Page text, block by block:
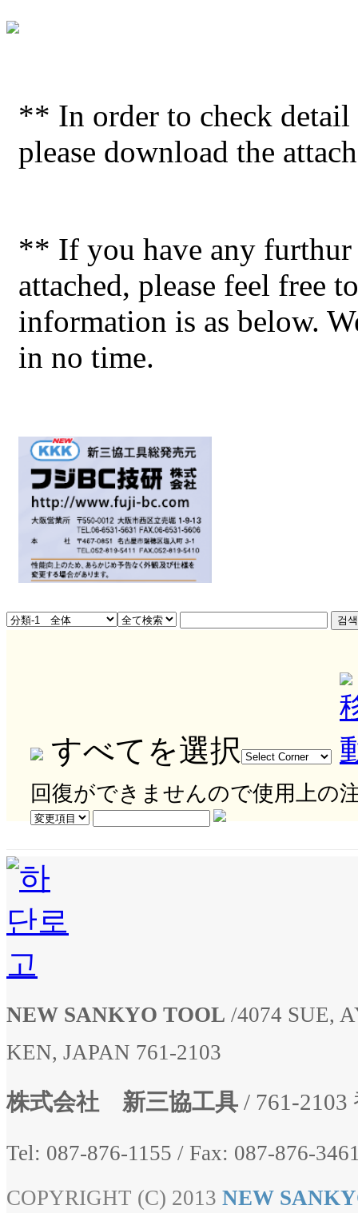
** In order to check
please download the
** If you have any furthur
attached, please feel free
information is as below.
in no time.
すべてを選択
回復ができませんので使用上の
NEW SANKYO TOOL /4074 SUE,
KEN, JAPAN 761-2103
株式会社 新三協工具 / 761-
Tel: 087-876-1155 / Fax: 087-876-
COPYRIGHT (C) 2013 NEW